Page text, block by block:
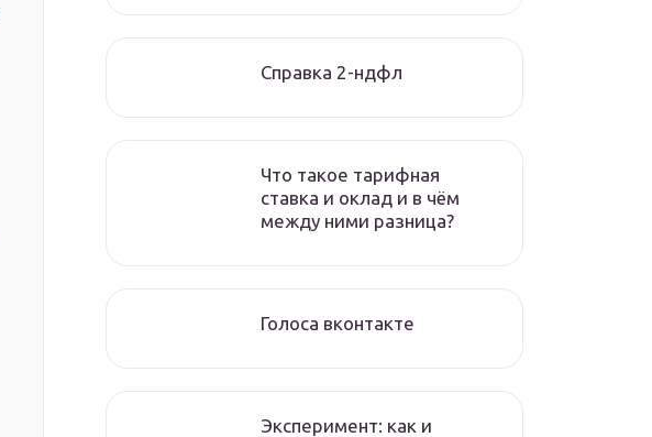
Справка 2-ндфл
Что такое тарифная
ставка и оклад и в чём
между ними разница?
Голоса вконтакте
Эксперимент: как и